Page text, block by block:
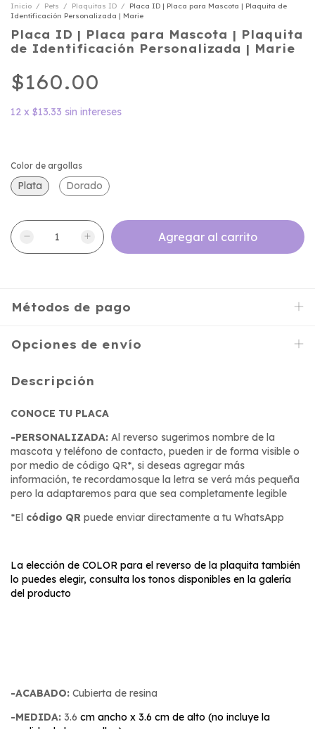
Inicio / Pets / Plaquitas ID /
Placa ID | Placa para Mascota | Plaquita de
Identificación Personalizada | Marie
Placa ID | Placa para Mascota | Plaquita
de Identificación Personalizada | Marie
$160.00
12 x $13.33 sin intereses
Color de argollas
Plata Dorado
Métodos de pago
Opciones de envío
Descripción
CONOCE TU PLACA
-PERSONALIZADA: Al reverso sugerimos nombre de la
mascota y teléfono de contacto, pueden ir de forma visible o
por medio de código QR*, si deseas agregar más
información, te recordamosque la letra se verá más pequeña
pero la adaptaremos para que sea completamente legible
*El código QR puede enviar directamente a tu WhatsApp
La elección de COLOR para el reverso de la plaquita también
lo puedes elegir, consulta los tonos disponibles en la galería
del producto
-ACABADO: Cubierta de resina
-MEDIDA: 3.6 cm ancho x 3.6 cm de alto (no incluye la